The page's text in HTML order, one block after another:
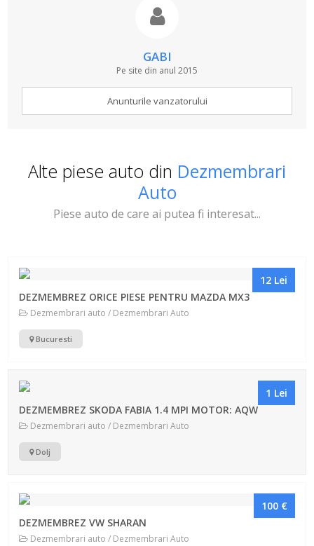
GABI
Pe site din anul 2015
Anunturile vanzatorului
Alte piese auto din Dezmembrari
Auto
Piese auto de care ai putea fi interesat...
12 Lei
DEZMEMBREZ ORICE PIESE PENTRU MAZDA MX3
Dezmembrari auto / Dezmembrari Auto
Bucuresti
1 Lei
DEZMEMBREZ SKODA FABIA 1.4 MPI MOTOR: AQW
Dezmembrari auto / Dezmembrari Auto
Dolj
100 €
DEZMEMBREZ VW SHARAN
Dezmembrari auto / Dezmembrari Auto